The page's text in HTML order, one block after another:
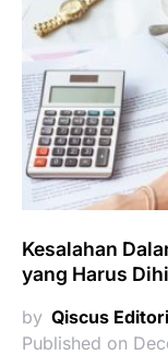
Kesalahan
yang Harus
by Qiscus
Published on